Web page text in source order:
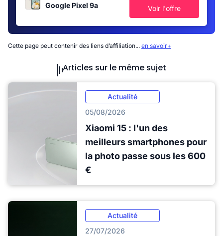
Google Pixel 9a Voir l'offre
Cette page peut contenir des liens d’affiliation... en savoir+
Articles sur le même sujet
Actualité
05/08/2026
Xiaomi 15 : l'un des
meilleurs smartphones pour
la photo passe sous les 600
€
Actualité
27/07/2026